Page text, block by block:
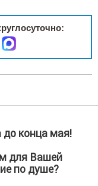
до конца мая!
для Вашей
по душе?